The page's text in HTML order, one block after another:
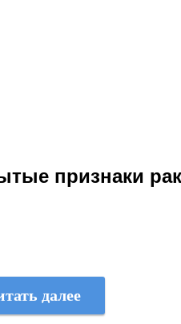
признаки
далее